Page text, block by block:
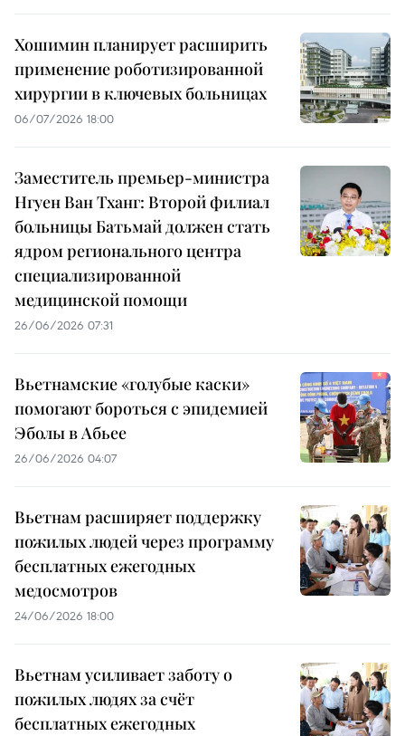
Хошимин планирует расширить
применение роботизированной
хирургии в ключевых больницах
06/07/2026 18:00
Заместитель премьер-министра
Нгуен Ван Тханг: Второй филиал
больницы Батьмай должен стать
ядром регионального центра
специализированной
медицинской помощи
26/06/2026 07:31
Вьетнамские «голубые каски»
помогают бороться с эпидемией
Эболы в Абьее
26/06/2026 04:07
Вьетнам расширяет поддержку
пожилых людей через программу
бесплатных ежегодных
медосмотров
24/06/2026 18:00
Вьетнам усиливает заботу о
пожилых людях за счёт
бесплатных ежегодных